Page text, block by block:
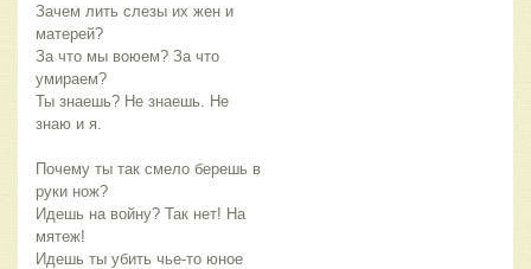
Зачем лить слезы их жен и
матерей?
За что мы воюем? За что
умираем?
Ты знаешь? Не знаешь. Не
знаю и я.
Почему ты так смело берешь в
руки нож?
Идешь на войну? Так нет! На
мятеж!
Идешь ты убить чье-то юное